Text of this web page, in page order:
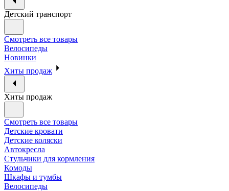
Детский транспорт
Смотреть все товары
Велосипеды
Новинки
Хиты продаж
Хиты продаж
Смотреть все товары
Детские кровати
Детские коляски
Автокресла
Стульчики для кормления
Комоды
Шкафы и тумбы
Велосипеды